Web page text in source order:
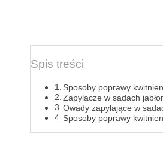
Spis treści
Sposoby poprawy
Zapylacze w sadach
Owady zapylające w
Sposoby poprawy